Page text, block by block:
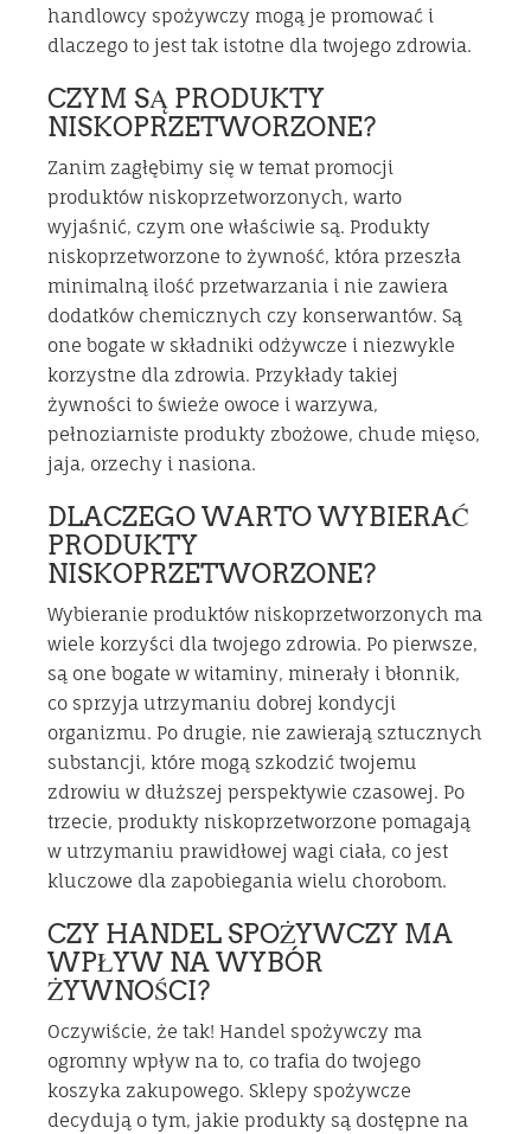
handlowcy spożywczy mogą je promować i
dlaczego to jest tak istotne dla twojego zdrowia.
CZYM SĄ PRODUKTY
NISKOPRZETWORZONE?
Zanim zagłębimy się w temat promocji
produktów niskoprzetworzonych, warto
wyjaśnić, czym one właściwie są. Produkty
niskoprzetworzone to żywność, która przeszła
minimalną ilość przetwarzania i nie zawiera
dodatków chemicznych czy konserwantów. Są
one bogate w składniki odżywcze i niezwykle
korzystne dla zdrowia. Przykłady takiej
żywności to świeże owoce i warzywa,
pełnoziarniste produkty zbożowe, chude mięso,
jaja, orzechy i nasiona.
DLACZEGO WARTO WYBIERAĆ
PRODUKTY
NISKOPRZETWORZONE?
Wybieranie produktów niskoprzetworzonych ma
wiele korzyści dla twojego zdrowia. Po pierwsze,
są one bogate w witaminy, minerały i błonnik,
co sprzyja utrzymaniu dobrej kondycji
organizmu. Po drugie, nie zawierają sztucznych
substancji, które mogą szkodzić twojemu
zdrowiu w dłuższej perspektywie czasowej. Po
trzecie, produkty niskoprzetworzone pomagają
w utrzymaniu prawidłowej wagi ciała, co jest
kluczowe dla zapobiegania wielu chorobom.
CZY HANDEL SPOŻYWCZY MA
WPŁYW NA WYBÓR
ŻYWNOŚCI?
Oczywiście, że tak! Handel spożywczy ma
ogromny wpływ na to, co trafia do twojego
koszyka zakupowego. Sklepy spożywcze
decydują o tym, jakie produkty są dostępne na